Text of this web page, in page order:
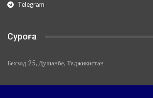
Telegram
Суроға
Бехзод 25, Душанбе, Таджикистан